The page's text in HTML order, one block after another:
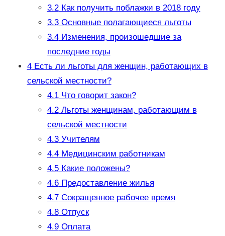
3.2Как получить поблажки в 2018 году
3.3Основные полагающиеся льготы
3.4Изменения, произошедшие за
последние годы
4Есть ли льготы для женщин, работающих в
сельской местности?
4.1Что говорит закон?
4.2Льготы женщинам, работающим в
сельской местности
4.3Учителям
4.4Медицинским работникам
4.5Какие положены?
4.6Предоставление жилья
4.7Сокращенное рабочее время
4.8Отпуск
4.9Оплата